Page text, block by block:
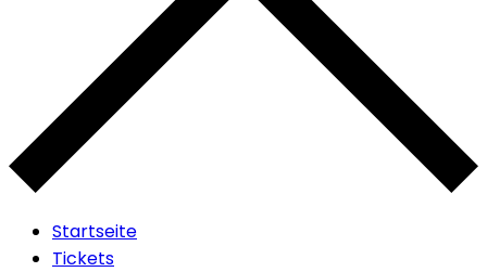
Startseite
Tickets